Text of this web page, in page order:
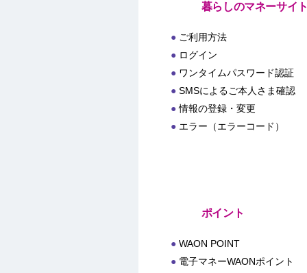
暮らしのマネーサイ
ご利用方法
ログイン
ワンタイムパスワード認証
SMSによるご本人さま確認
情報の登録・変更
エラー（エラーコード）
ポイント
WAON POINT
電子マネーWAONポイント